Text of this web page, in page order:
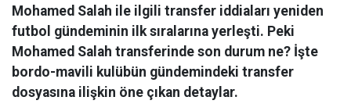
Mohamed Salah ile ilgili transfer iddiaları yeniden
futbol gündeminin ilk sıralarına yerleşti. Peki
Mohamed Salah transferinde son durum ne? İşte
bordo-mavili kulübün gündemindeki transfer
dosyasına ilişkin öne çıkan detaylar.